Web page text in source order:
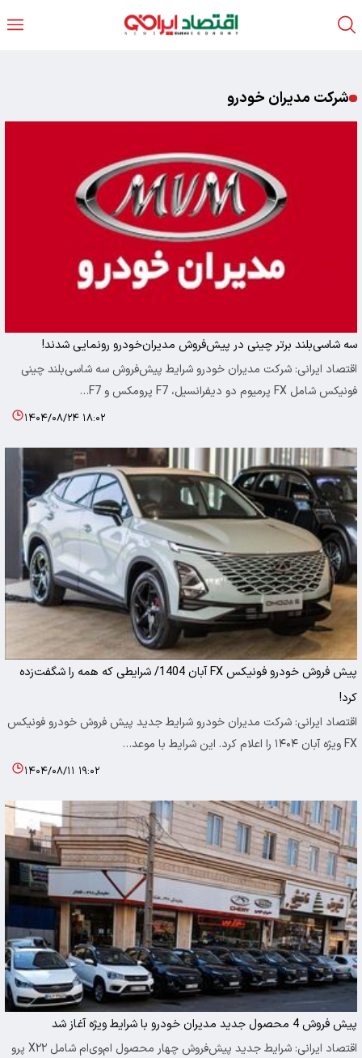
شرکت مدیران خودرو
سه شاسی‌بلند برتر چینی در پیش‌فروش مدیران‌خودرو رونمایی شدند!
اقتصاد ایرانی: شرکت مدیران خودرو شرایط پیش‌فروش سه شاسی‌بلند چینی
فونیکس شامل FX پرمیوم دو دیفرانسیل، F7 پرومکس و F7…
۱۴۰۴/۰۸/۲۴ ۱۸:۰۲
پیش فروش خودرو فونیکس FX آبان 1404/ شرایطی که همه را شگفت‌زده
کرد!
اقتصاد ایرانی: شرکت مدیران خودرو شرایط جدید پیش فروش خودرو فونیکس
FX ویژه آبان ۱۴۰۴ را اعلام کرد. این شرایط با موعد…
۱۴۰۴/۰۸/۱۱ ۱۹:۰۲
پیش فروش 4 محصول جدید مدیران خودرو با شرایط ویژه آغاز شد
اقتصاد ایرانی: شرایط جدید پیش‌فروش چهار محصول ام‌وی‌ام شامل X۲۲ پرو